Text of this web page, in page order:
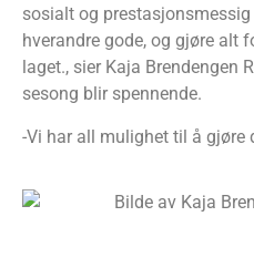
sosialt og
hverandre gode, og gjøre alt
laget., sier Kaja Brendengen
sesong blir spennende.
-Vi har all mulighet til å gjøre